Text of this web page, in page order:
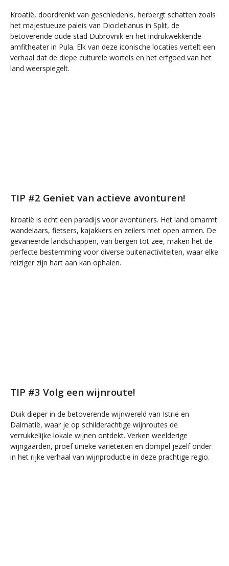
Kroatië, doordrenkt van geschiedenis, herbergt schatten zoals
het majestueuze paleis van Diocletianus in Split, de
betoverende oude stad Dubrovnik en het indrukwekkende
amfitheater in Pula. Elk van deze iconische locaties vertelt een
verhaal dat de diepe culturele wortels en het erfgoed van het
land weerspiegelt.
TIP #2 Geniet van actieve avonturen!
Kroatië is echt een paradijs voor avonturiers. Het land omarmt
wandelaars, fietsers, kajakkers en zeilers met open armen. De
gevarieerde landschappen, van bergen tot zee, maken het de
perfecte bestemming voor diverse buitenactiviteiten, waar elke
reiziger zijn hart aan kan ophalen.
TIP #3 Volg een wijnroute!
Duik dieper in de betoverende wijnwereld van Istrië en
Dalmatië, waar je op schilderachtige wijnroutes de
verrukkelijke lokale wijnen ontdekt. Verken weelderige
wijngaarden, proef unieke variëteiten en dompel jezelf onder
in het rijke verhaal van wijnproductie in deze prachtige regio.